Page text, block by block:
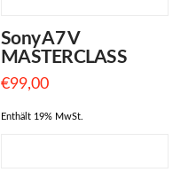
Sony A7 V
MASTERCLASS
€99,00
Enthält 19% MwSt.